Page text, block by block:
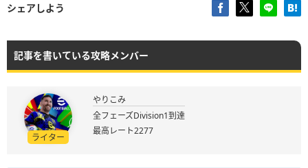
シェアしよう
記事を書いている攻略メンバー
ライター
やりこみ
全フェーズDivision1到達
最高レート2277